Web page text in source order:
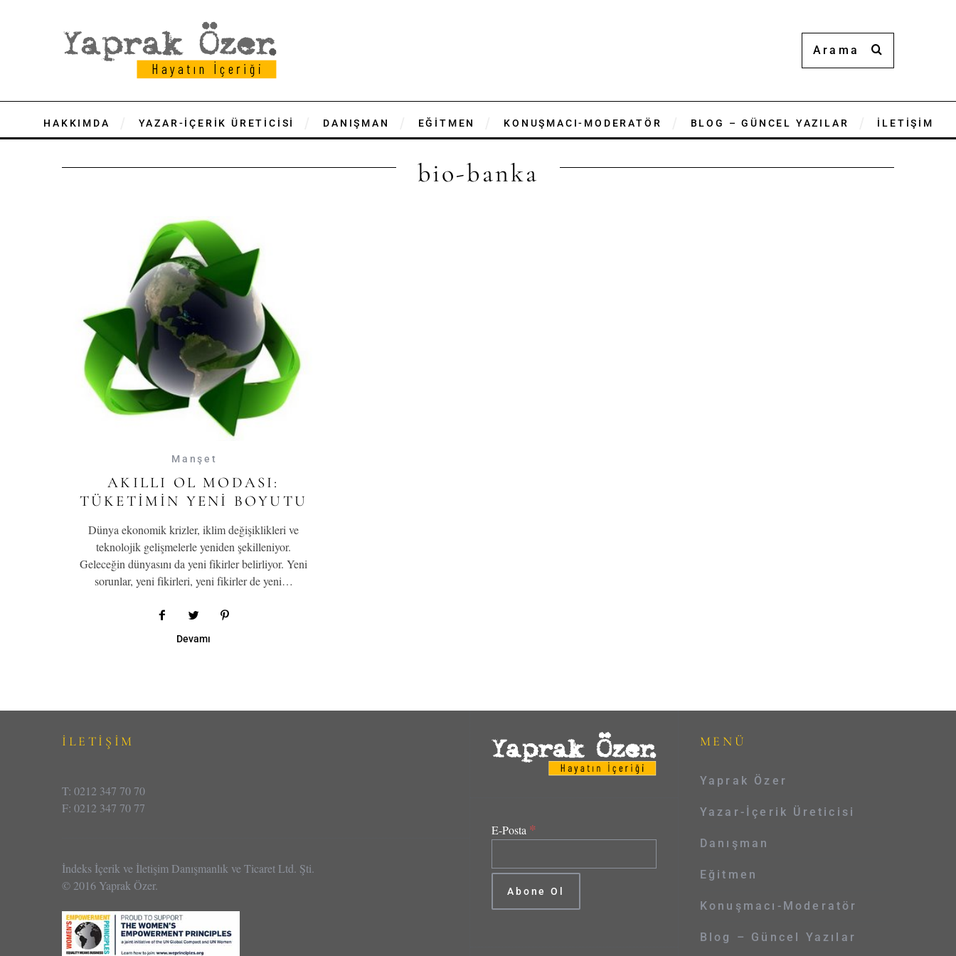
HAKKIMDA YAZAR-İÇERİK ÜRETİCİSİ DANIŞMAN EĞİTMEN KONUŞMACI-MODERATÖR BLOG – GÜNCEL YAZILAR İLETİŞİM
bio-banka
Manşet
AKILLI OL MODASI:
TÜKETIMIN YENI BOYUTU
Dünya ekonomik krizler, iklim değişiklikleri ve
teknolojik gelişmelerle yeniden şekilleniyor.
Geleceğin dünyasını da yeni fikirler belirliyor. Yeni
sorunlar, yeni fikirleri, yeni fikirler de yeni…
Devamı
İLETİŞİM
T: 0212 347 70 70
F: 0212 347 70 77
İndeks İçerik ve İletişim Danışmanlık ve Ticaret Ltd. Şti.
© 2016 Yaprak Özer.
E-Posta *
MENÜ
Yaprak Özer
Yazar-İçerik Üreticisi
Danışman
Eğitmen
Konuşmacı-Moderatör
Blog – Güncel Yazılar